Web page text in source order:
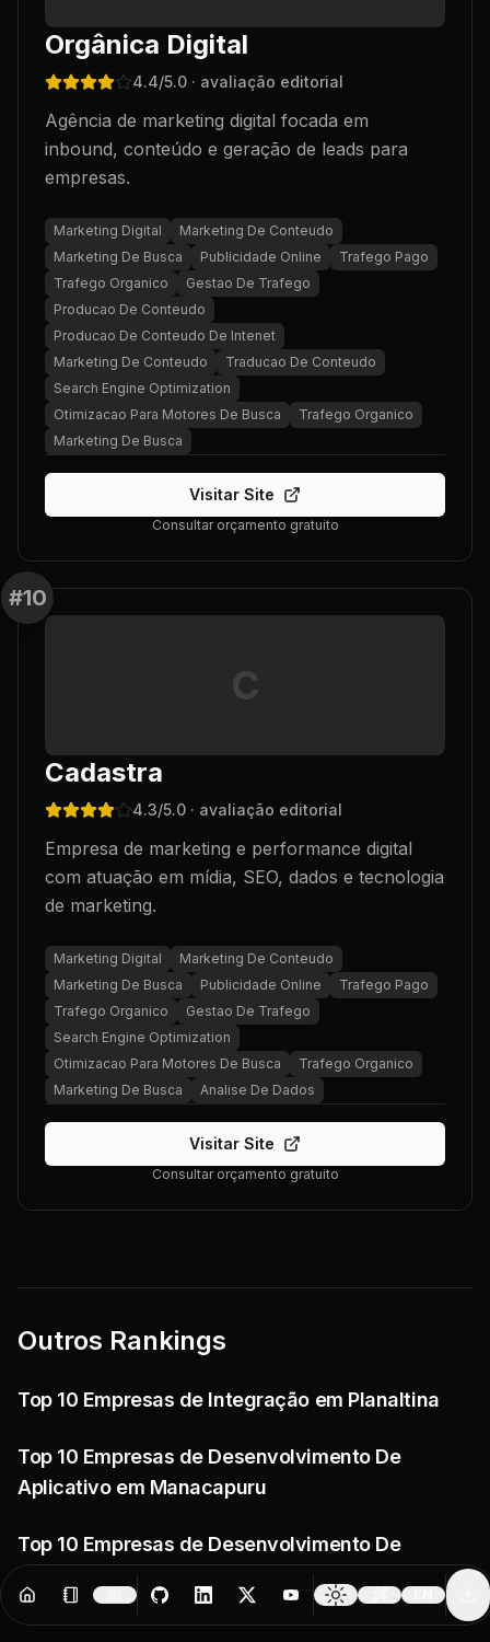
Orgânica Digital
4.4/5.0 · avaliação editorial
Agência de marketing digital focada em
inbound, conteúdo e geração de leads para
empresas.
Marketing Digital
Marketing De Conteudo
Marketing De Busca
Publicidade Online
Trafego Pago
Trafego Organico
Gestao De Trafego
Producao De Conteudo
Producao De Conteudo De Intenet
Marketing De Conteudo
Traducao De Conteudo
Search Engine Optimization
Otimizacao Para Motores De Busca
Trafego Organico
Marketing De Busca
Visitar Site
Consultar orçamento gratuito
#10
C
Cadastra
4.3/5.0 · avaliação editorial
Empresa de marketing e performance digital
com atuação em mídia, SEO, dados e tecnologia
de marketing.
Marketing Digital
Marketing De Conteudo
Marketing De Busca
Publicidade Online
Trafego Pago
Trafego Organico
Gestao De Trafego
Search Engine Optimization
Otimizacao Para Motores De Busca
Trafego Organico
Marketing De Busca
Analise De Dados
Visitar Site
Consultar orçamento gratuito
Outros Rankings
Top 10 Empresas de Integração em Planaltina
Top 10 Empresas de Desenvolvimento De
Aplicativo em Manacapuru
Top 10 Empresas de Desenvolvimento De
Aplicativo no Rio de Janeiro
Resources Creator Tools
Change